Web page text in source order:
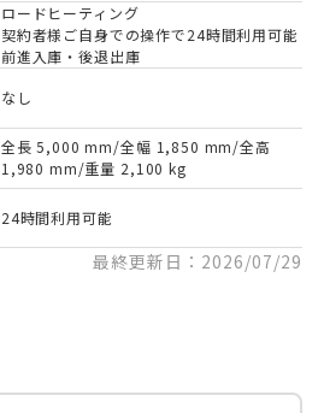
ロードヒーティング
契約者様ご自身での操作で24時間利用可能
前進入庫・後退出庫
なし
全長 5,000 mm/全幅 1,850 mm/全高
1,980 mm/重量 2,100 kg
24時間利用可能
最終更新日：2026/07/29